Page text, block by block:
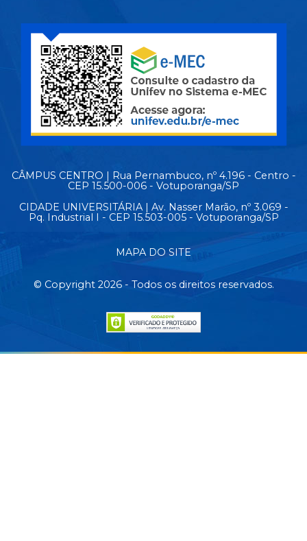
CÂMPUS CENTRO | Rua Pernambuco, nº 4.196 - Centro -
CEP 15.500-006 - Votuporanga/SP
CIDADE UNIVERSITÁRIA | Av. Nasser Marão, nº 3.069 -
Pq. Industrial I - CEP 15.503-005 - Votuporanga/SP
MAPA DO SITE
© Copyright 2026 - Todos os direitos reservados.